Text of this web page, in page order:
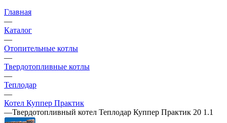
Главная
—
Каталог
—
Отопительные котлы
—
Твердотопливные котлы
—
Теплодар
—
Котел Куппер Практик
—Твердотопливный котел Теплодар Куппер Практик 20 1.1